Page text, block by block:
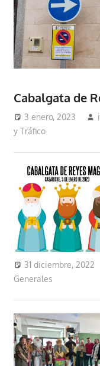
Cabalgata de
3 enero, 2023
y Tráfico
31 diciembre, 2022
Generales